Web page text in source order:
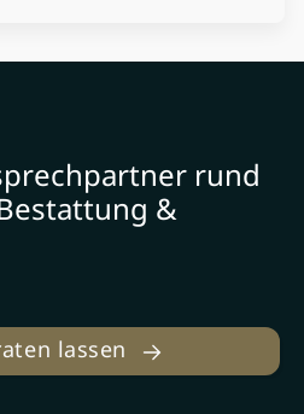
rund
&
lassen